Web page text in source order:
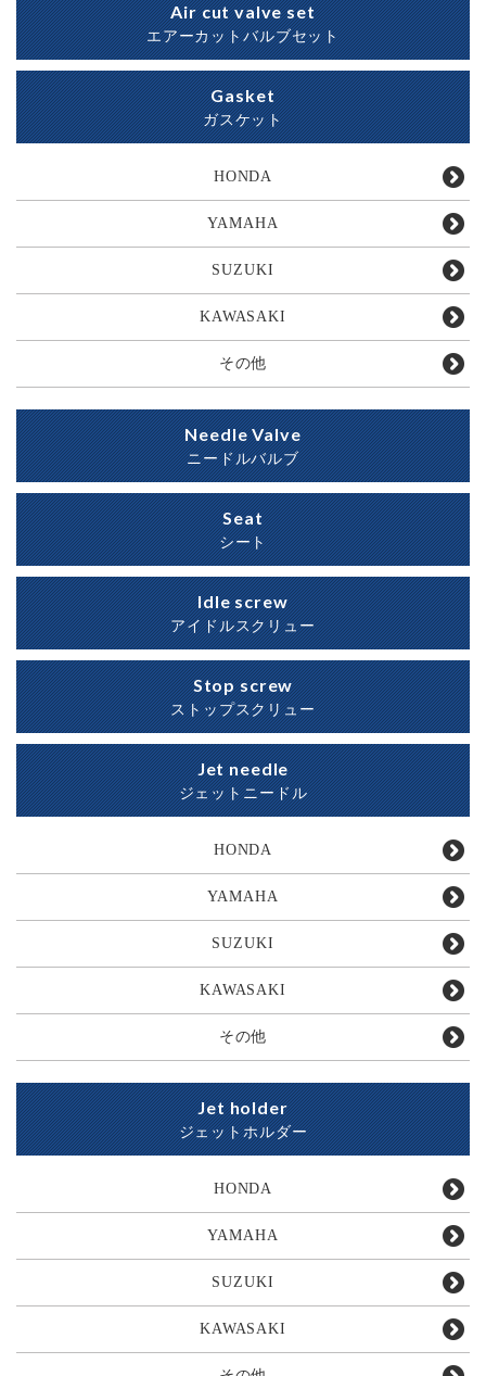
Air cut valve set
エアーカットバルブセット
Gasket
ガスケット
HONDA
YAMAHA
SUZUKI
KAWASAKI
その他
Needle Valve
ニードルバルブ
Seat
シート
Idle screw
アイドルスクリュー
Stop screw
ストップスクリュー
Jet needle
ジェットニードル
HONDA
YAMAHA
SUZUKI
KAWASAKI
その他
Jet holder
ジェットホルダー
HONDA
YAMAHA
SUZUKI
KAWASAKI